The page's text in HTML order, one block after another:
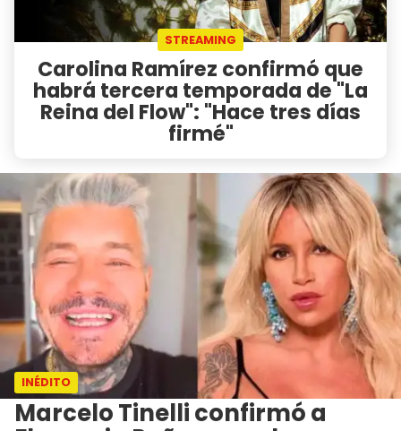
STREAMING
Carolina Ramírez confirmó que
habrá tercera temporada de "La
Reina del Flow": "Hace tres días
firmé"
INÉDITO
Marcelo Tinelli confirmó a